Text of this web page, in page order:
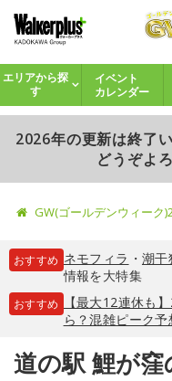
エリアから探
す
イベント
カレンダー
2026年の更新は終了
どうぞよ
GW(ゴールデンウィーク
おすすめ ネモフィラ ・ 潮干
情報を大特集
おすすめ
【最大12連休も
ら？混雑ピーク
道の駅 鯉が